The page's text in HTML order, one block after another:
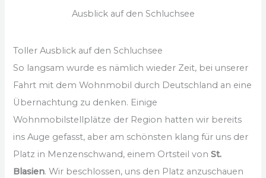
Ausblick auf den Schluchsee
Toller Ausblick auf den Schluchsee
So langsam wurde es nämlich wieder Zeit, bei unserer
Fahrt mit dem Wohnmobil durch Deutschland an eine
Übernachtung zu denken. Einige
Wohnmobilstellplätze der Region hatten wir bereits
ins Auge gefasst, aber am schönsten klang für uns der
Platz in Menzenschwand, einem Ortsteil vonSt.
Blasien. Wir beschlossen, uns den Platz anzuschauen